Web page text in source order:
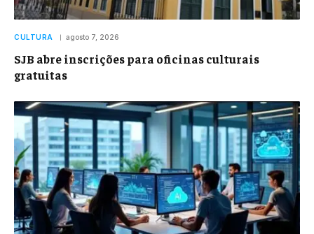
CULTURA agosto 7, 2026
SJB abre inscrições para oficinas culturais
gratuitas